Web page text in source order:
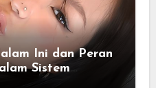
Ini dan Peran
Sistem